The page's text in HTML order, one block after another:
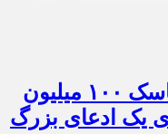
یک ساعت از زمان ایلان ماسک ۱۰۰ میلیون
یک ادعای بزرگ